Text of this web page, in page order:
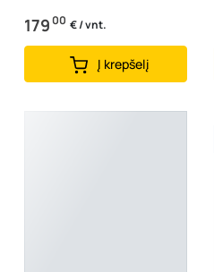
17900 € / vnt.
Į krepšelį